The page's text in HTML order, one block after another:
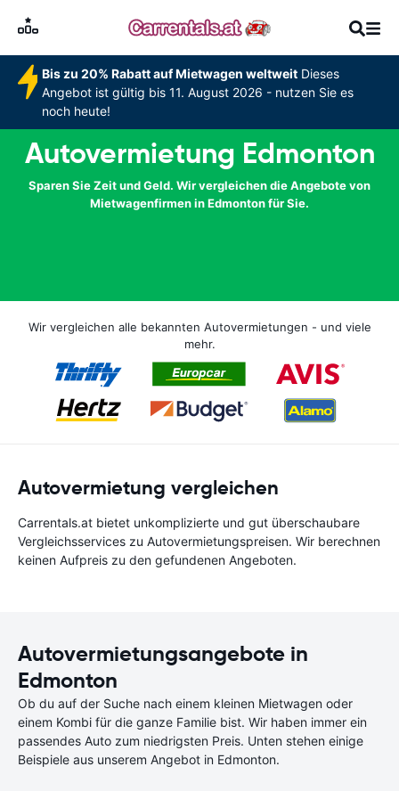
Bis zu 20% Rabatt auf Mietwagen weltweitDieses
Angebot ist gültig bis 11. August 2026 - nutzen Sie es
noch heute!
Autovermietung Edmonton
Sparen Sie Zeit und Geld. Wir vergleichen die Angebote von
Mietwagenfirmen in Edmonton für Sie.
Wir vergleichen alle bekannten Autovermietungen - und viele
mehr.
Autovermietung vergleichen
Carrentals.at bietet unkomplizierte und gut überschaubare
Vergleichsservices zu Autovermietungspreisen. Wir berechnen
keinen Aufpreis zu den gefundenen Angeboten.
Autovermietungsangebote in
Edmonton
Ob du auf der Suche nach einem kleinen Mietwagen oder
einem Kombi für die ganze Familie bist. Wir haben immer ein
passendes Auto zum niedrigsten Preis. Unten stehen einige
Beispiele aus unserem Angebot in Edmonton.